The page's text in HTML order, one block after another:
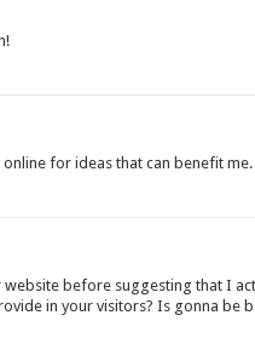
for ideas that can benefit me.
website before suggesting that I
in your visitors? Is gonna be